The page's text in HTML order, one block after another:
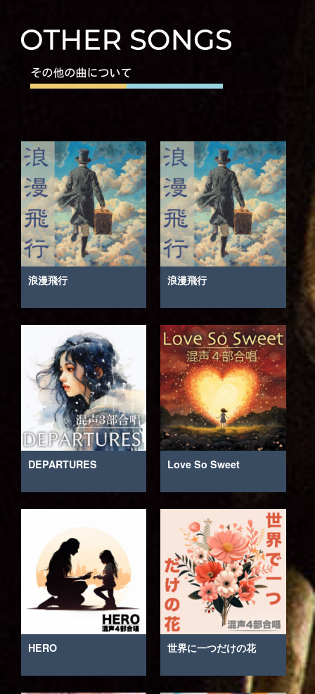
浪漫飛行 浪漫飛行
DEPARTURES Love So Sweet
HERO 世界に一つだけの花